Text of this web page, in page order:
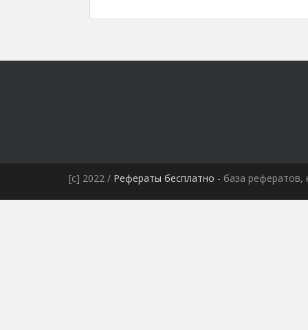
[c] 2022 / Рефераты бесплатно - база рефератов,